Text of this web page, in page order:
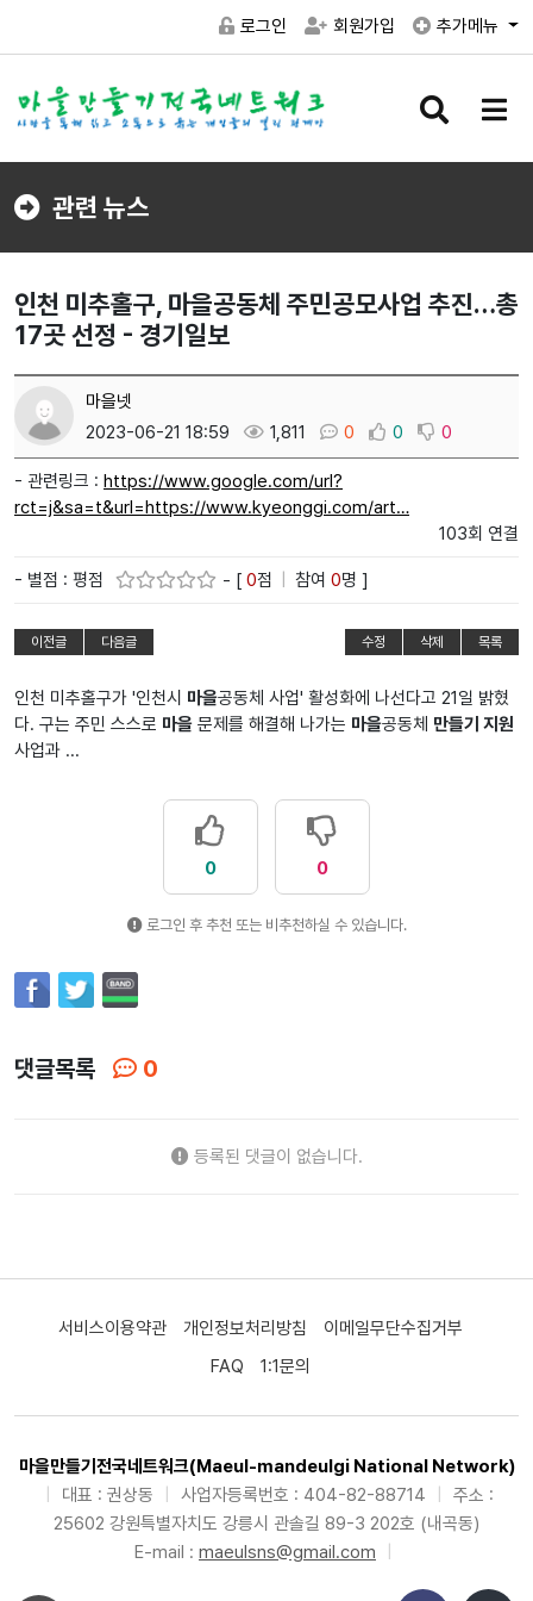
로그인 회원가입 추가메뉴
검
버
메
버
관련 뉴스
인천 미추홀구, 마을공동체 주민공모사업 추진…총
17곳 선정 - 경기일보
마을넷
2023-06-21 18:59
1,811 0 0 0
- 관련링크 : https://www.google.com/url?
rct=j&sa=t&url=https://www.kyeonggi.com/art…
103회 연결
- 별점 : 평점 - [ 0점 참여 0명 ]
이전글 다음글 수정 삭제 목록
인천 미추홀구가 '인천시 마을공동체 사업' 활성화에 나선다고 21일 밝혔
다. 구는 주민 스스로 마을 문제를 해결해 나가는 마을공동체 만들기 지원
사업과 ...
0 0
로그인 후 추천 또는 비추천하실 수 있습니다.
댓글목록 0
등록된 댓글이 없습니다.
서비스이용약관 개인정보처리방침
이메일무단수집거부
FAQ
1:1문의
마을만들기전국네트워크(Maeul-mandeulgi National Network)
대표 : 권상동 사업자등록번호 : 404-82-88714
주소 :
25602 강원특별자치도 강릉시 관솔길 89-3 202호 (내곡동)
E-mail : maeulsns@gmail.com